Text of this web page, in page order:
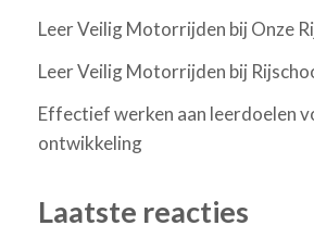
Leer Veilig Motorrijden bij Onze
Leer Veilig Motorrijden bij
Effectief werken aan leerdoelen
ontwikkeling
Laatste reacties